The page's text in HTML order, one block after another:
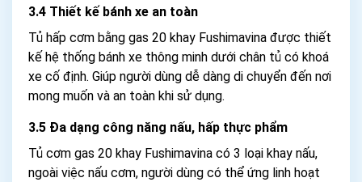
3.4 Thiết kế bánh xe an toàn
Tủ hấp cơm bằng gas 20 khay Fushimavina được thiết
kế hệ thống bánh xe thông minh dưới chân tủ có khoá
xe cố định. Giúp người dùng dễ dàng di chuyển đến nơi
mong muốn và an toàn khi sử dụng.
3.5 Đa dạng công năng nấu, hấp thực phẩm
Tủ cơm gas 20 khay Fushimavina có 3 loại khay nấu,
ngoài việc nấu cơm, người dùng có thể ứng linh hoạt